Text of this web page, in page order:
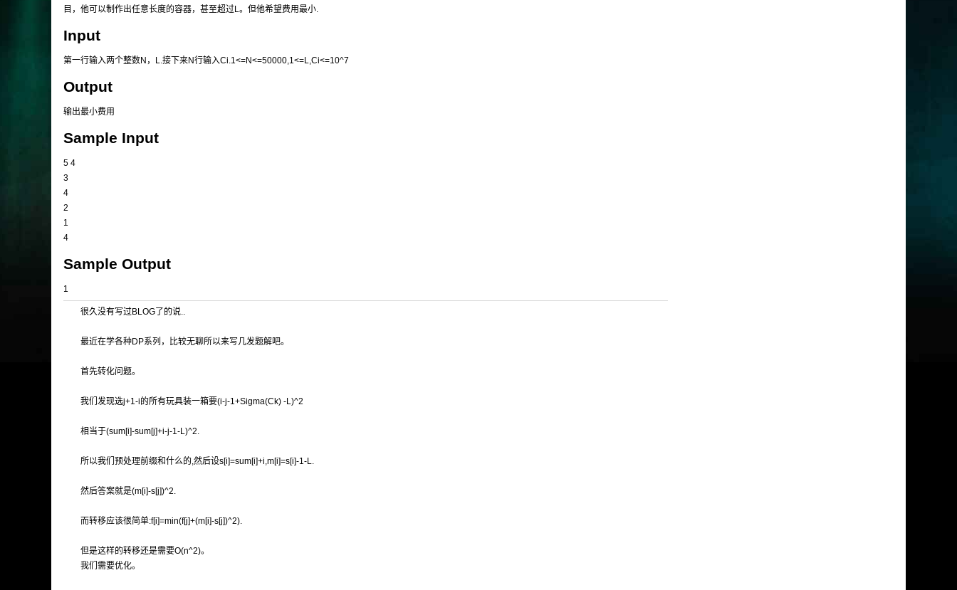
目，他可以制作出任意长度的容器，甚至超过L。但他希望费用最小.
Input
第一行输入两个整数N，L.接下来N行输入Ci.1<=N<=50000,1<=L,Ci<=10^7
Output
输出最小费用
Sample Input
5 4
3
4
2
1
4
Sample Output
1
很久没有写过BLOG了的说..
最近在学各种DP系列，比较无聊所以来写几发题解吧。
首先转化问题。
我们发现选j+1-i的所有玩具装一箱要(i-j-1+Sigma(Ck) -L)^2
相当于(sum[i]-sum[j]+i-j-1-L)^2.
所以我们预处理前缀和什么的,然后设s[i]=sum[i]+i,m[i]=s[i]-1-L.
然后答案就是(m[i]-s[j])^2.
而转移应该很简单:f[i]=min(f[j]+(m[i]-s[j])^2).
但是这样的转移还是需要O(n^2)。
我们需要优化。